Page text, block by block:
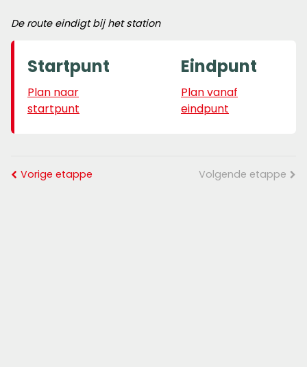
De route eindigt bij het station
Startpunt
Plan naar
startpunt
Eindpunt
Plan vanaf
eindpunt
Vorige etappe Volgende etappe